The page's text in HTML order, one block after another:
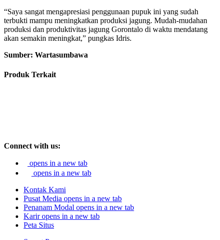
“Saya sangat mengapresiasi penggunaan pupuk ini yang sudah
terbukti mampu meningkatkan produksi jagung. Mudah-mudahan
produksi dan produktivitas jagung Gorontalo di waktu mendatang
akan semakin meningkat,” pungkas Idris.
Sumber: Wartasumbawa
Produk Terkait
Connect with us:
opens in a new tab
opens in a new tab
Kontak Kami
Pusat Media opens in a new tab
Penanam Modal opens in a new tab
Karir opens in a new tab
Peta Situs